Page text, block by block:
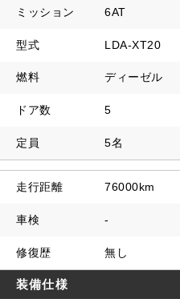
ミッション 6AT
型式 LDA-XT20
燃料 ディーゼル
ドア数 5
定員 5名
走行距離 76000km
車検 -
修復歴 無し
装備仕様